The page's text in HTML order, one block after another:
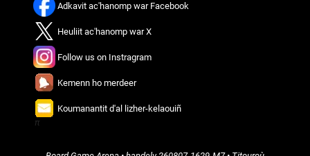
Adkavit ac'hanomp war Facebook
Heuliit ac'hanomp war X
Follow us on Instragram
Kemenn ho merdeer
Koumanantit d'al lizher-kelaouiñ
π